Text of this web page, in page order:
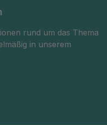
rund um das Thema
in unserem